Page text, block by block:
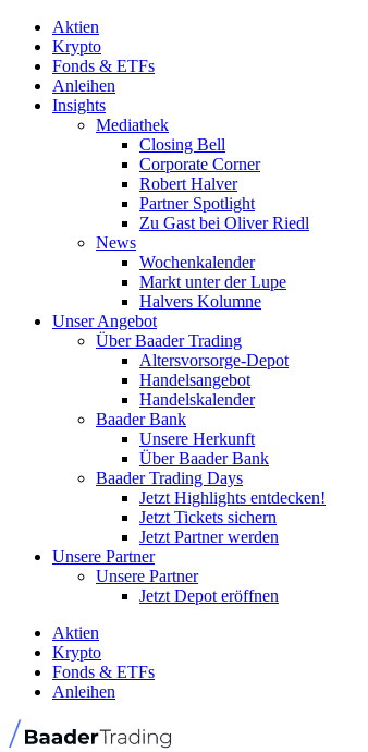
Aktien
Krypto
Fonds & ETFs
Anleihen
Insights
Mediathek
Closing Bell
Corporate Corner
Robert Halver
Partner Spotlight
Zu Gast bei Oliver Riedl
News
Wochenkalender
Markt unter der Lupe
Halvers Kolumne
Unser Angebot
Über Baader Trading
Altersvorsorge-Depot
Handelsangebot
Handelskalender
Baader Bank
Unsere Herkunft
Über Baader Bank
Baader Trading Days
Jetzt Highlights entdecken!
Jetzt Tickets sichern
Jetzt Partner werden
Unsere Partner
Unsere Partner
Jetzt Depot eröffnen
Aktien
Krypto
Fonds & ETFs
Anleihen